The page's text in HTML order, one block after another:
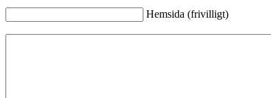
Hemsida (frivilligt)